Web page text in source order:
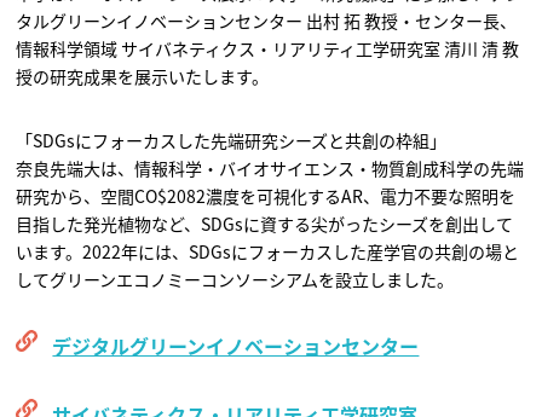
タルグリーンイノベーションセンター 出村 拓 教授・センター長、
情報科学領域 サイバネティクス・リアリティ工学研究室 清川 清 教
授の研究成果を展示いたします。
「SDGsにフォーカスした先端研究シーズと共創の枠組」
奈良先端大は、情報科学・バイオサイエンス・物質創成科学の先端
研究から、空間CO$2082濃度を可視化するAR、電力不要な照明を
目指した発光植物など、SDGsに資する尖がったシーズを創出して
います。2022年には、SDGsにフォーカスした産学官の共創の場と
してグリーンエコノミーコンソーシアムを設立しました。
デジタルグリーンイノベーションセンター